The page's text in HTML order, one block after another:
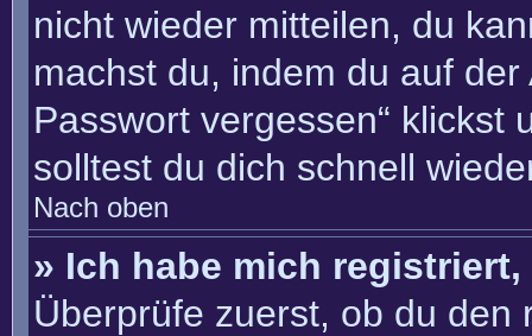
nicht wieder mitteilen, du
machst du, indem du auf
Passwort vergessen“ klickst
solltest du dich schnell
Nach oben
» Ich habe mich
Überprüfe zuerst, ob du den